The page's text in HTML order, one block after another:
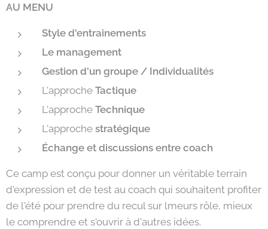
AU MENU
Style d'entrainements
Le management
Gestion d'un groupe / Individualités
L'approche Tactique
L'approche Technique
L'approche stratégique
Échange et discussions entre coach
Ce camp est conçu pour donner un véritable terrain
d'expression et de test au coach qui souhaitent profiter
de l'été pour prendre du recul sur lmeurs rôle, mieux
le comprendre et s'ouvrir à d'autres idées.